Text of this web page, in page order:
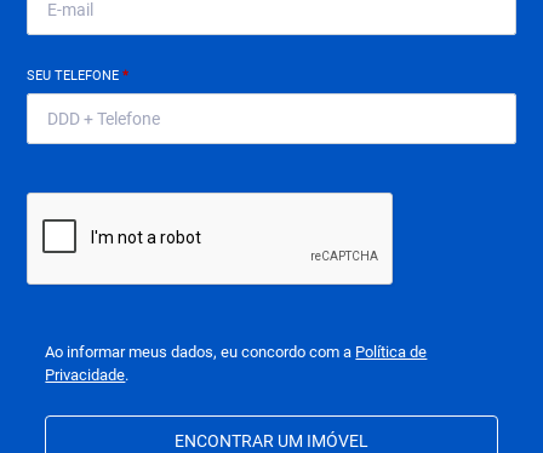
SEU TELEFONE*
Ao informar meus dados, eu concordo com a Política de
Privacidade.
ENCONTRAR UM IMÓVEL